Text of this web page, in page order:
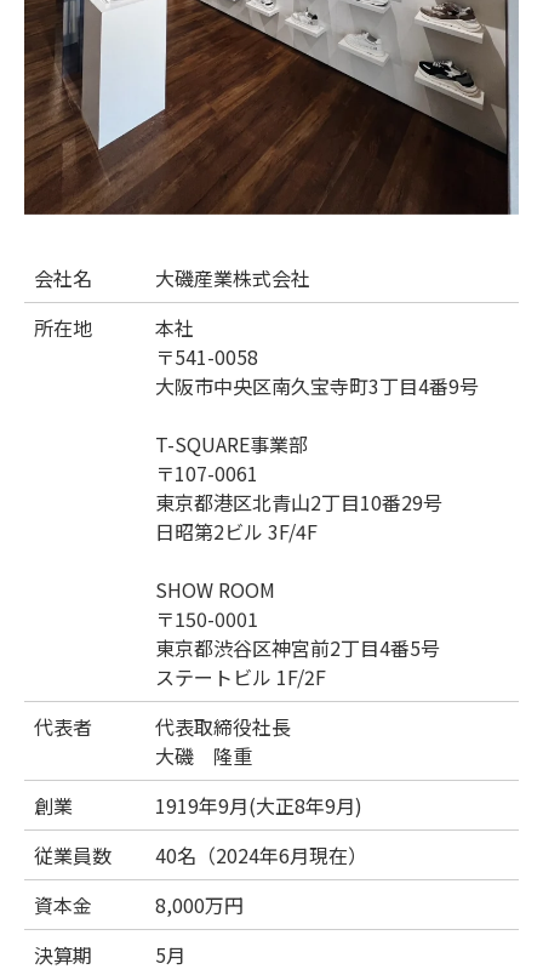
会社名
大磯産業株式会社
所在地
本社
〒541-0058
大阪市中央区南久宝寺町3丁目4番9号
T-SQUARE事業部
〒107-0061
東京都港区北青山2丁目10番29号
日昭第2ビル 3F/4F
SHOW ROOM
〒150-0001
東京都渋谷区神宮前2丁目4番5号
ステートビル 1F/2F
代表者
代表取締役社長
大磯 隆重
創業
1919年9月(大正8年9月)
従業員数
40名（2024年6月現在）
資本金
8,000万円
決算期
5月